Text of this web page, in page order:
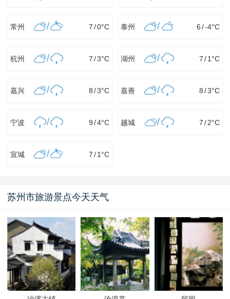
常州 / 7/0°C 泰州 / 6 /-4°C
杭州 / 7/3°C 湖州 / 7 /1°C
嘉兴 / 8/3°C 嘉善 / 8 /3°C
宁波 / 9/4°C 越城 / 7 /2°C
宣城 / 7/ 1°C
苏州市旅游景点今天天气